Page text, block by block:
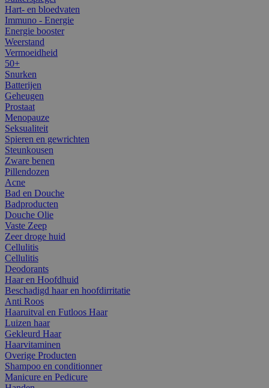
Hart- en bloedvaten
Immuno - Energie
Energie booster
Weerstand
Vermoeidheid
50+
Snurken
Batterijen
Geheugen
Prostaat
Menopauze
Seksualiteit
Spieren en gewrichten
Steunkousen
Zware benen
Pillendozen
Acne
Bad en Douche
Badproducten
Douche Olie
Vaste Zeep
Zeer droge huid
Cellulitis
Cellulitis
Deodorants
Haar en Hoofdhuid
Beschadigd haar en hoofdirritatie
Anti Roos
Haaruitval en Futloos Haar
Luizen haar
Gekleurd Haar
Haarvitaminen
Overige Producten
Shampoo en conditionner
Manicure en Pedicure